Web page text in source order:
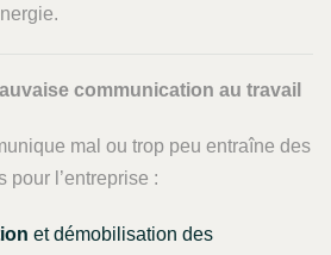
communication au travail
mal ou trop peu entraîne des
pour l’entreprise :
et démobilisation des